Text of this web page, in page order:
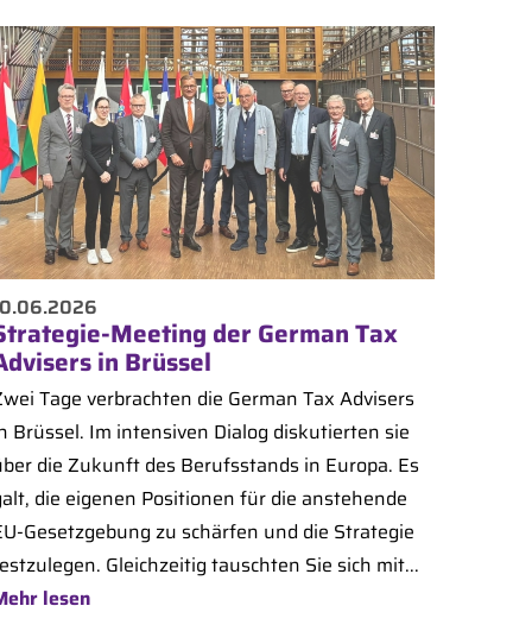
Meeting der German Tax
in Brüssel
Tage verbrachten die German Tax Advisers
Brüssel. Im intensiven Dialog diskutierten sie
die Zukunft des Berufsstands in Europa. Es
die eigenen Positionen für die anstehende
Gesetzgebung zu schärfen und die Strategie
Gleichzeitig tauschten Sie sich mit...
lesen